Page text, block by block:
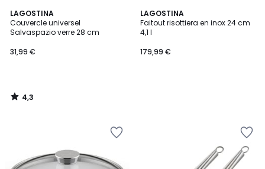
LAGOSTINA
Couvercle universel
Salvaspazio verre 28 cm
31,99 €
4,3
/ 5
4,3
/
LAGOSTINA
Faitout risottiera en inox 24 cm
4,1 l
179,99 €